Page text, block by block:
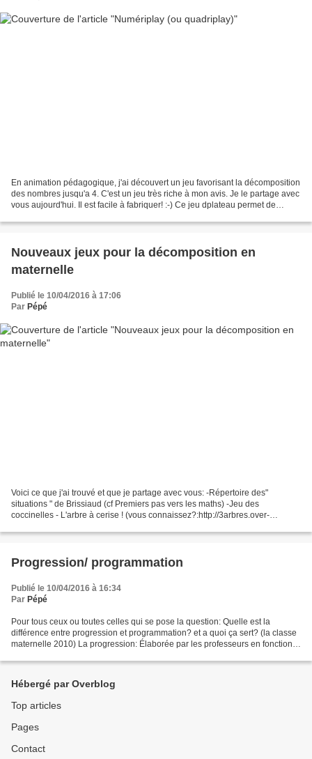
En animation pédagogique, j'ai découvert un jeu favorisant la décomposition
des nombres jusqu'a 4. C'est un jeu très riche à mon avis. Je le partage avec
vous aujourd'hui. Il est facile à fabriquer! :-) Ce jeu dplateau permet de
Nouveaux jeux pour la décomposition en
maternelle
Publié le 10/04/2016 à 17:06
Par Pépé
Voici ce que j'ai trouvé et que je partage avec vous: -Répertoire des"
situations " de Brissiaud (cf Premiers pas vers les maths) -Jeu des
coccinelles - L'arbre à cerise ! (vous connaissez?:http://3arbres.over-
Progression/ programmation
Publié le 10/04/2016 à 16:34
Par Pépé
Pour tous ceux ou toutes celles qui se pose la question: Quelle est la
différence entre progression et programmation? et a quoi ça sert? (la classe
maternelle 2010) La progression: Élaborée par les professeurs en fonction
Hébergé par Overblog
Top articles
Pages
Contact